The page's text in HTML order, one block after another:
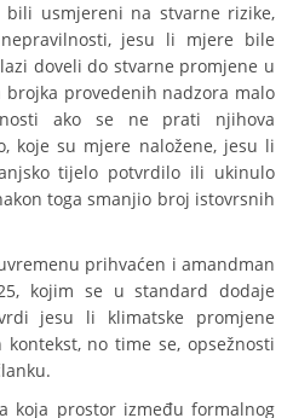
usmjereni na stvarne rizike,
jesu li mjere bile
doveli do stvarne promjene u
provedenih nadzora malo
ako se ne prati njihova
koje su mjere naložene, jesu li
tijelo potvrdilo ili ukinulo
toga smanjio broj istovrsnih
prihvaćen i amandman
kojim se u standard dodaje
jesu li klimatske promjene
no time se, opsežnosti
koja prostor između formalnog